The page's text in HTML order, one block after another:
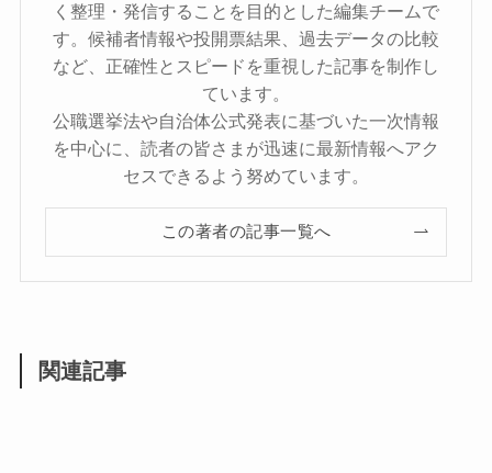
く整理・発信することを目的とした編集チームで
す。候補者情報や投開票結果、過去データの比較
など、正確性とスピードを重視した記事を制作し
ています。
公職選挙法や自治体公式発表に基づいた一次情報
を中心に、読者の皆さまが迅速に最新情報へアク
セスできるよう努めています。
この著者の記事一覧へ
関連記事